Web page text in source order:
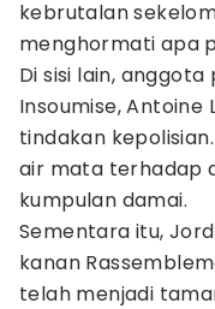
kebrutalan
menghormati apa
Di sisi lain,
Insoumise,
tindakan
air mata terhadap
kumpulan damai.
Sementara itu,
kanan
telah menjadi